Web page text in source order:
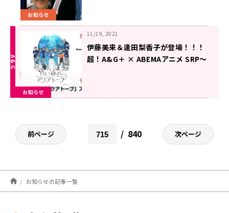
お知らせ
お知らせ
11/19, 2021
伊藤美来＆逢田梨香子が登場！！！
超！A&G＋ × ABEMAアニメ SRP～
前ページ 840 次ページ
お知らせの記事一覧